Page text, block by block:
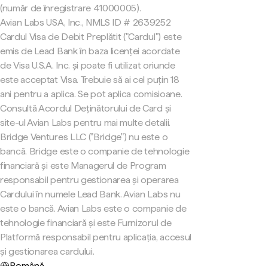
(număr de înregistrare 41000005).
Avian Labs USA, Inc., NMLS ID # 2639252
Cardul Visa de Debit Preplătit ("Cardul") este
emis de Lead Bank în baza licenței acordate
de Visa U.S.A. Inc. și poate fi utilizat oriunde
este acceptat Visa. Trebuie să ai cel puțin 18
ani pentru a aplica. Se pot aplica comisioane.
Consultă Acordul Deținătorului de Card și
site-ul Avian Labs pentru mai multe detalii.
Bridge Ventures LLC ("Bridge") nu este o
bancă. Bridge este o companie de tehnologie
financiară și este Managerul de Program
responsabil pentru gestionarea și operarea
Cardului în numele Lead Bank. Avian Labs nu
este o bancă. Avian Labs este o companie de
tehnologie financiară și este Furnizorul de
Platformă responsabil pentru aplicația, accesul
și gestionarea cardului.